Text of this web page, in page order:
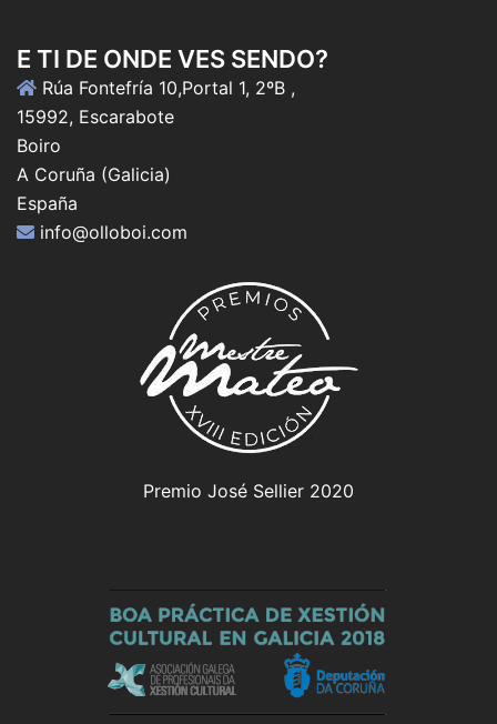
E TI DE ONDE VES SENDO?
Rúa Fontefría 10,Portal 1, 2ºB ,
15992, Escarabote
Boiro
A Coruña (Galicia)
España
info@olloboi.com
Premio José Sellier 2020